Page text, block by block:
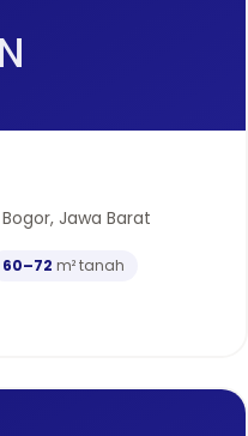
Jawa Barat
60–72 m² tanah